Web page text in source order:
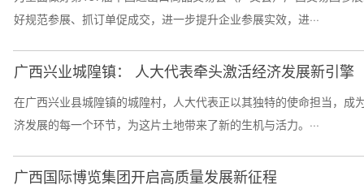
好规范参展、抓订单促成交，进一步提升企业参展实效，进···
广西兴业城隍镇： 人大代表牵头激活经济发展新引擎​
在广西兴业县城隍镇的城隍村，人大代表正以其独特的使命担当，
济发展的每一个环节，为这片土地带来了新的生机与活力。​···
广西国际博览集团开启高质量发展新征程